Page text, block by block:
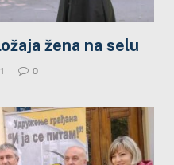
žena na selu
0